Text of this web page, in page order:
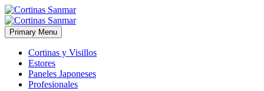
Primary Menu
Cortinas y Visillos
Estores
Paneles Japoneses
Profesionales